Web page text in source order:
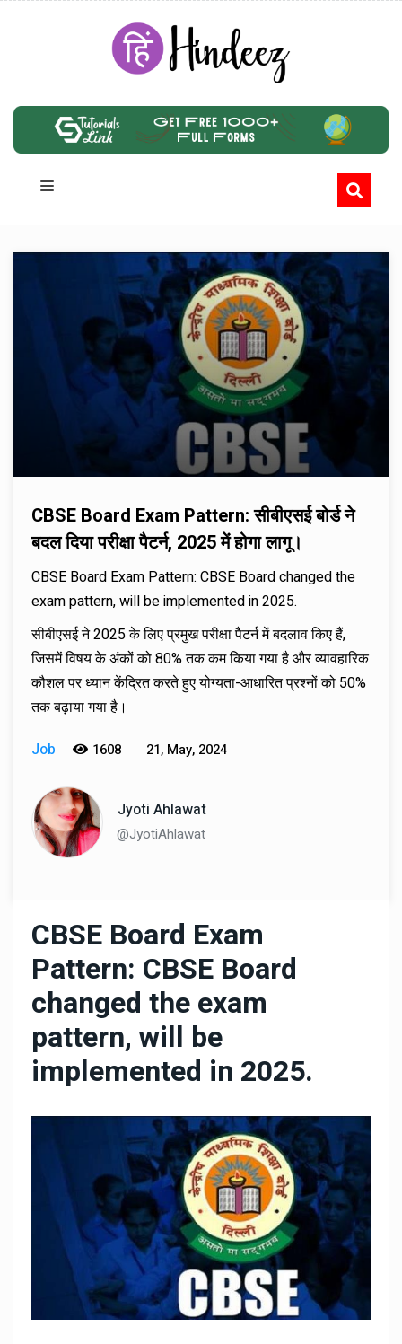
CBSE Board Exam Pattern: सीबीएसई बोर्ड ने
बदल दिया परीक्षा पैटर्न, 2025 में होगा लागू।
CBSE Board Exam Pattern: CBSE Board changed the
exam pattern, will be implemented in 2025.
सीबीएसई ने 2025 के लिए प्रमुख परीक्षा पैटर्न में बदलाव किए हैं,
जिसमें विषय के अंकों को 80% तक कम किया गया है और व्यावहारिक
कौशल पर ध्यान केंद्रित करते हुए योग्यता-आधारित प्रश्नों को 50%
तक बढ़ाया गया है।
Job
1608 21, May, 2024
Jyoti Ahlawat
@JyotiAhlawat
CBSE Board Exam
Pattern: CBSE Board
changed the exam
pattern, will be
implemented in 2025.